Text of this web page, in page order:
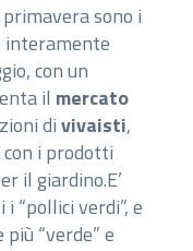
sono i
interamente
con un
il mercato
divivaisti,
con i prodotti
il giardino.E’
“pollici verdi”, e
“verde” e